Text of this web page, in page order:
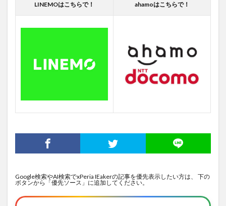
LINEMOはこちらで！ ahamoはこちらで！
Google検索やAI検索でxPeria IEakerの記事を優先表示したい方は、 下の
ボタンから「優先ソース」に追加してください。